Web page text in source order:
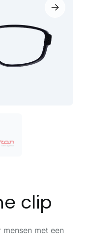
clip
met een